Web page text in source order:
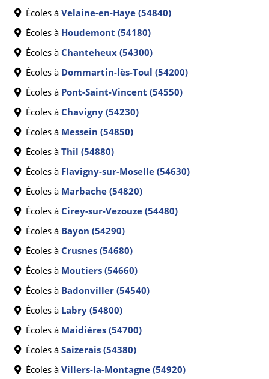
Écoles à Velaine-en-Haye (54840)
Écoles à Houdemont (54180)
Écoles à Chanteheux (54300)
Écoles à Dommartin-lès-Toul (54200)
Écoles à Pont-Saint-Vincent (54550)
Écoles à Chavigny (54230)
Écoles à Messein (54850)
Écoles à Thil (54880)
Écoles à Flavigny-sur-Moselle (54630)
Écoles à Marbache (54820)
Écoles à Cirey-sur-Vezouze (54480)
Écoles à Bayon (54290)
Écoles à Crusnes (54680)
Écoles à Moutiers (54660)
Écoles à Badonviller (54540)
Écoles à Labry (54800)
Écoles à Maidières (54700)
Écoles à Saizerais (54380)
Écoles à Villers-la-Montagne (54920)